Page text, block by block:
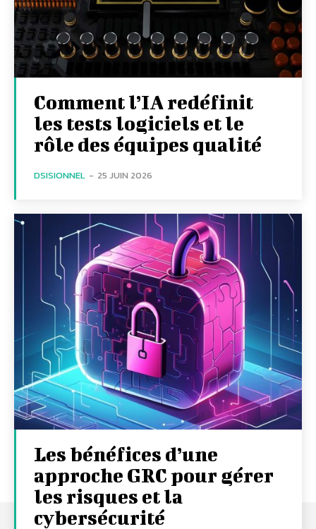
Comment l’IA redéfinit
les tests logiciels et le
rôle des équipes qualité
DSISIONNEL - 25 JUIN 2026
Les bénéfices d’une
approche GRC pour gérer
les risques et la
cybersécurité